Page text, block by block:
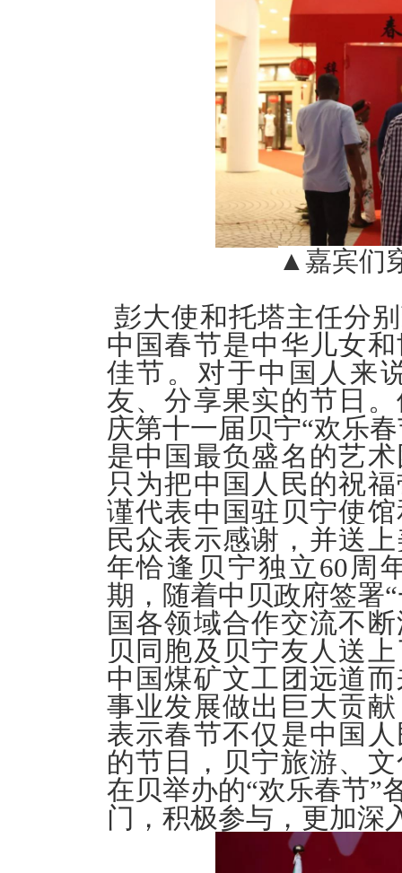
▲嘉宾们
彭大使和托塔主任分
中国春节是中华儿女
佳节。对于中国人来
友、分享果实的节日
庆第十一届贝宁“欢乐
是中国最负盛名的艺
只为把中国人民的祝
谨代表中国驻贝宁使
民众表示感谢，并送
年恰逢贝宁独立60周
期，随着中贝政府签署
国各领域合作交流不
贝同胞及贝宁友人送
中国煤矿文工团远道
事业发展做出巨大贡
表示春节不仅是中国
的节日，贝宁旅游、
在贝举办的“欢乐春节”
门，积极参与，更加深